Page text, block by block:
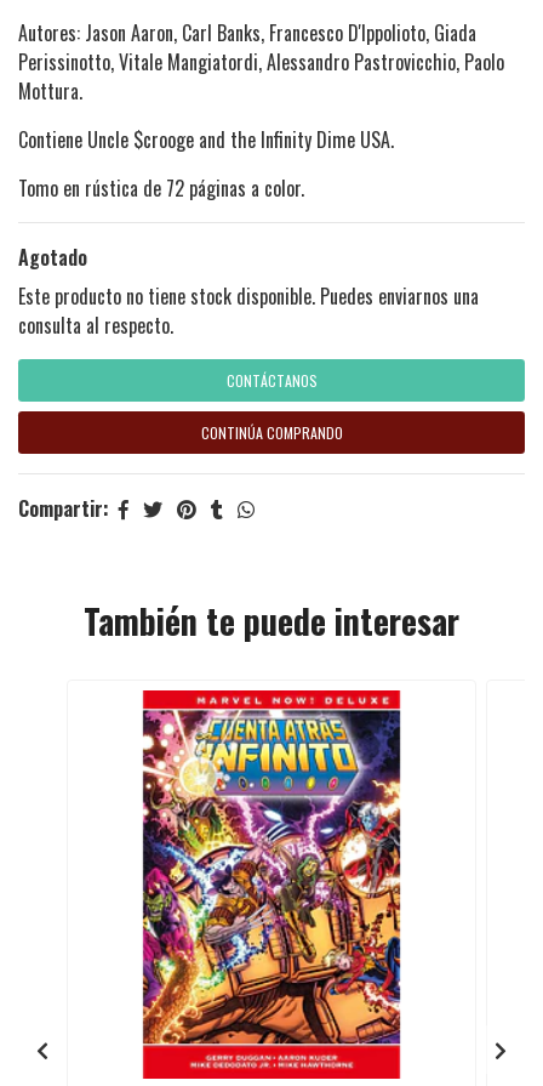
Autores: Jason Aaron, Carl Banks, Francesco D'Ippolioto, Giada
Perissinotto, Vitale Mangiatordi, Alessandro Pastrovicchio, Paolo
Mottura.
Contiene Uncle $crooge and the Infinity Dime USA.
Tomo en rústica de 72 páginas a color.
Agotado
Este producto no tiene stock disponible. Puedes enviarnos una
consulta al respecto.
CONTÁCTANOS
CONTINÚA COMPRANDO
Compartir:
También te puede interesar